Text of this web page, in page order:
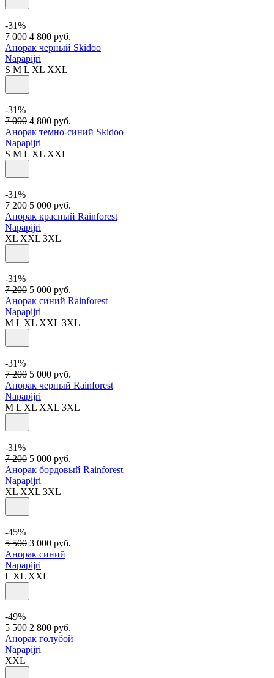
-31%
7 000 4 800 руб.
Анорак черный Skidoo
Napapijri
S M L XL XXL
-31%
7 000 4 800 руб.
Анорак темно-синий Skidoo
Napapijri
S M L XL XXL
-31%
7 200 5 000 руб.
Анорак красный Rainforest
Napapijri
XL XXL 3XL
-31%
7 200 5 000 руб.
Анорак синий Rainforest
Napapijri
M L XL XXL 3XL
-31%
7 200 5 000 руб.
Анорак черный Rainforest
Napapijri
M L XL XXL 3XL
-31%
7 200 5 000 руб.
Анорак бордовый Rainforest
Napapijri
XL XXL 3XL
-45%
5 500 3 000 руб.
Анорак синий
Napapijri
L XL XXL
-49%
5 500 2 800 руб.
Анорак голубой
Napapijri
XXL